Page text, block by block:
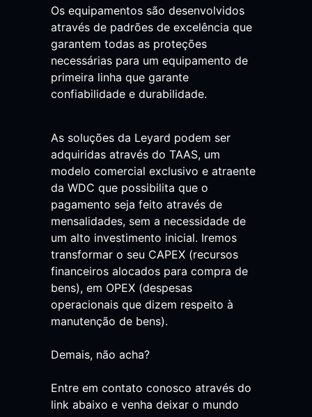
Os equipamentos são desenvolvidos
através de padrões de excelência que
garantem todas as proteções
necessárias para um equipamento de
primeira linha que garante
confiabilidade e durabilidade.
As soluções da Leyard podem ser
adquiridas através do TAAS, um
modelo comercial exclusivo e atraente
da WDC que possibilita que o
pagamento seja feito através de
mensalidades, sem a necessidade de
um alto investimento inicial. Iremos
transformar o seu CAPEX (recursos
financeiros alocados para compra de
bens), em OPEX (despesas
operacionais que dizem respeito à
manutenção de bens).
Demais, não acha?
Entre em contato conosco através do
link abaixo e venha deixar o mundo